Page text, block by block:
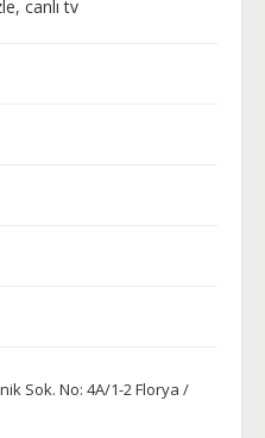
canlı tv
Sok. No: 4A/1-2 Florya /